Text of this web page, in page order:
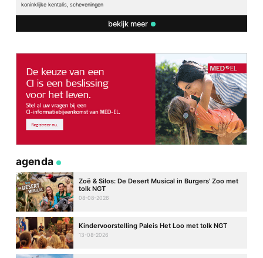
koninklijke kentalis, scheveningen
bekijk meer
agenda
Zoë & Silos: De Desert Musical in Burgers’ Zoo met
tolk NGT
08-08-2026
Kindervoorstelling Paleis Het Loo met tolk NGT
13-08-2026